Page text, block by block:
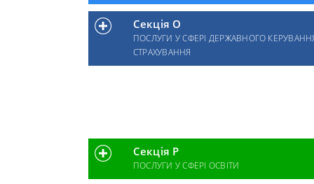
Секція O
ПОСЛУГИ У СФЕРІ ДЕРЖАВНОГО
СТРАХУВАННЯ
Секція P
ПОСЛУГИ У СФЕРІ ОСВІТИ